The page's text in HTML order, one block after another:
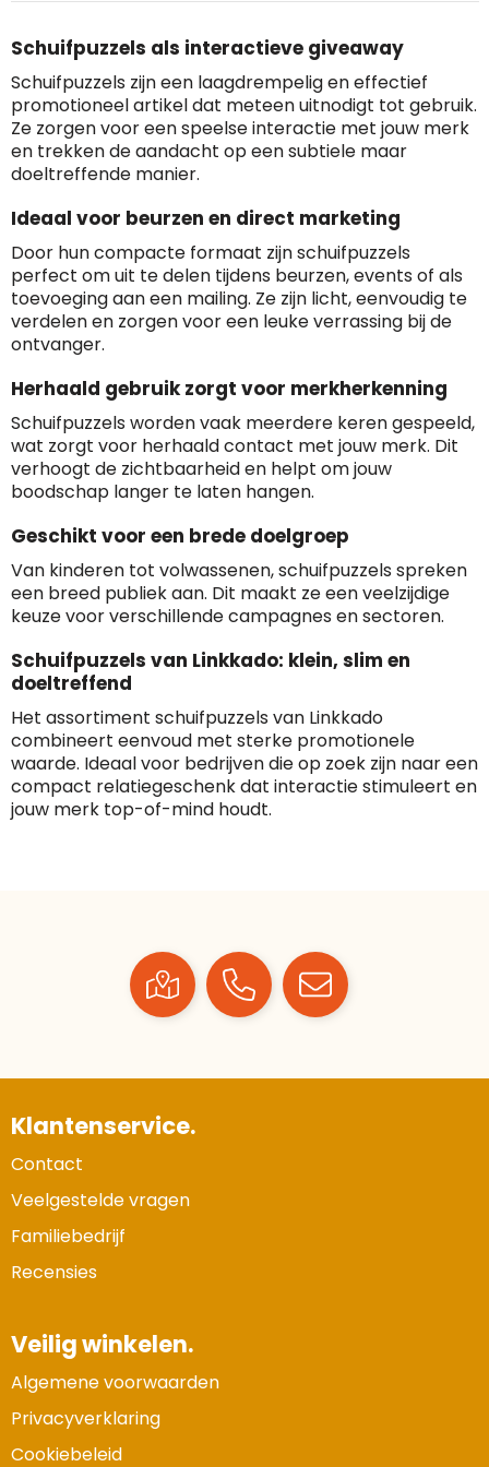
Schuifpuzzels als interactieve giveaway
Schuifpuzzels zijn een laagdrempelig en effectief
promotioneel artikel dat meteen uitnodigt tot gebruik.
Ze zorgen voor een speelse interactie met jouw merk
en trekken de aandacht op een subtiele maar
doeltreffende manier.
Ideaal voor beurzen en direct marketing
Door hun compacte formaat zijn schuifpuzzels
perfect om uit te delen tijdens beurzen, events of als
toevoeging aan een mailing. Ze zijn licht, eenvoudig te
verdelen en zorgen voor een leuke verrassing bij de
ontvanger.
Herhaald gebruik zorgt voor merkherkenning
Schuifpuzzels worden vaak meerdere keren gespeeld,
wat zorgt voor herhaald contact met jouw merk. Dit
verhoogt de zichtbaarheid en helpt om jouw
boodschap langer te laten hangen.
Geschikt voor een brede doelgroep
Van kinderen tot volwassenen, schuifpuzzels spreken
een breed publiek aan. Dit maakt ze een veelzijdige
keuze voor verschillende campagnes en sectoren.
Schuifpuzzels van Linkkado: klein, slim en
doeltreffend
Het assortiment schuifpuzzels van Linkkado
combineert eenvoud met sterke promotionele
waarde. Ideaal voor bedrijven die op zoek zijn naar een
compact relatiegeschenk dat interactie stimuleert en
jouw merk top-of-mind houdt.
Klantenservice.
Contact
Veelgestelde vragen
Familiebedrijf
Recensies
Veilig winkelen.
Algemene voorwaarden
Privacyverklaring
Cookiebeleid
BEDRIJFSGEGEVENS
Bedrijfsnaam: Linkkado
Domein: linkkado.be
Oprichting van de
Aantal werknemers: 1-10
Trustindex-certificaat
starten :
2026-04-22
Spam E-mail is spamvrij
voldoen aan een hoog niveau van
veiligheidsprotocol, kunnen Trustindex-
certificaat verkrijgen. Zoekt u bij het winkelen
naar de certificaten van Trustindex en koopt u
met vertrouwen!
Meer informatie»
Voor bedrijven
Bouwt u vertrouwen op en verhoogt u uw
verkoop met de Trustindex-certificaat.
Meer informatie»